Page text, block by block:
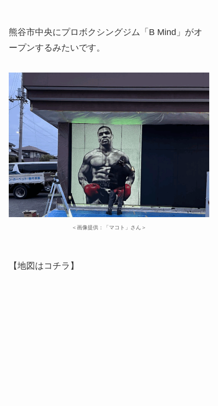
熊谷市中央にプロボクシングジム「B Mind」がオ
ープンするみたいです。
＜画像提供：「マコト」さん＞
【地図はコチラ】